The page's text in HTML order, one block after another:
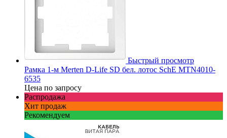
Быстрый просмотр
Рамка 1-м Merten D-Life SD бел. лотос SchE MTN4010-
6535
Цена по запросу
Распродажа
Хит продаж
Рекомендуем